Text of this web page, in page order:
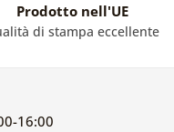
Prodotto nell'UE
di stampa eccellente
16:00